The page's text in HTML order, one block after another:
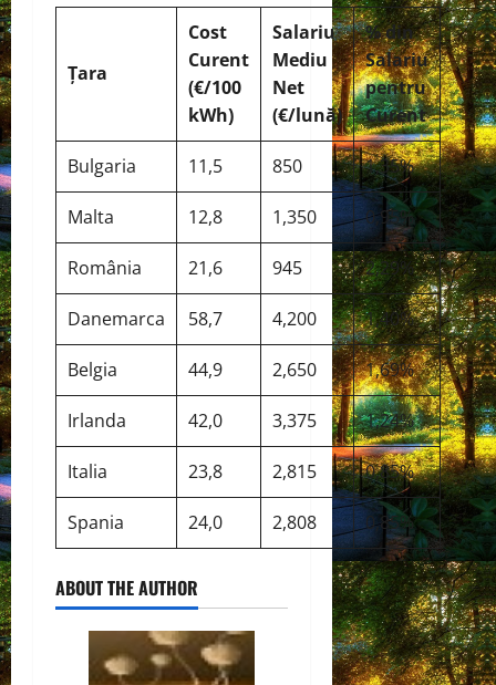
Țara
Cost
Curent
(€/100
kWh)
Salariu
Mediu
Net
(€/lună)
% din
Salariu
pentru
Curent
Bulgaria 11,5 850 1,35%
Malta 12,8 1,350 0,95%
România 21,6 945 2,29%
Danemarca 58,7 4,200 1,40%
Belgia 44,9 2,650 1,69%
Irlanda 42,0 3,375 1,24%
Italia 23,8 2,815 0,85%
Spania 24,0 2,808 0,85%
ABOUT THE AUTHOR